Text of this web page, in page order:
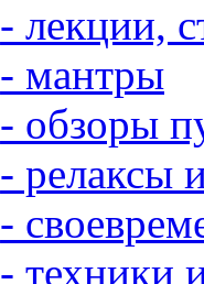
- лекции,
- мантры
- обзоры
- релаксы
-
- техники